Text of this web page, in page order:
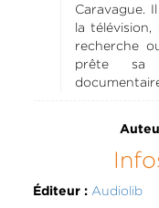
Caravague.
la
recherche
prête sa
Éditeur : Audiolib